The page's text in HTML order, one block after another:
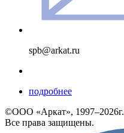
spb@arkat.ru
подробнее
©ООО «Аркат», 1997–2026г.
Все права защищены.